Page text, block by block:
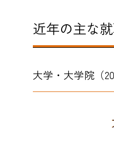
近年の主な
大学・大学院（